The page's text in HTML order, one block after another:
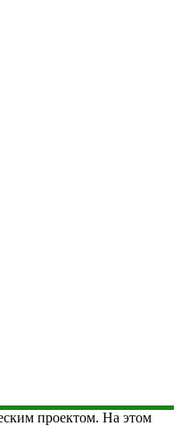
проектом. На этом